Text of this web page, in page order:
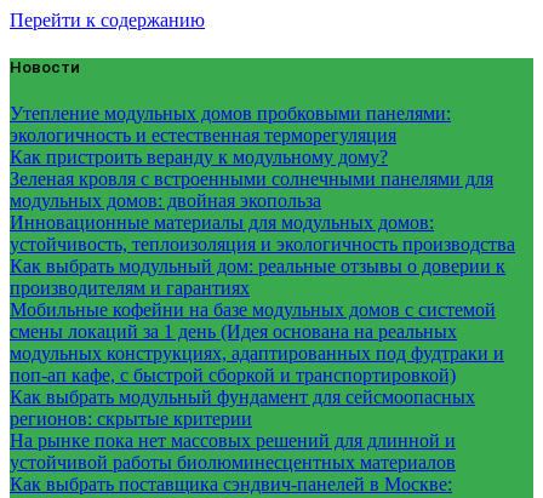
Перейти к содержанию
Новости
Утепление модульных домов пробковыми панелями:
экологичность и естественная терморегуляция
Как пристроить веранду к модульному дому?
Зеленая кровля с встроенными солнечными панелями для
модульных домов: двойная экопольза
Инновационные материалы для модульных домов:
устойчивость, теплоизоляция и экологичность производства
Как выбрать модульный дом: реальные отзывы о доверии к
производителям и гарантиях
Мобильные кофейни на базе модульных домов с системой
смены локаций за 1 день (Идея основана на реальных
модульных конструкциях, адаптированных под фудтраки и
поп-ап кафе, с быстрой сборкой и транспортировкой)
Как выбрать модульный фундамент для сейсмоопасных
регионов: скрытые критерии
На рынке пока нет массовых решений для длинной и
устойчивой работы биолюминесцентных материалов
Как выбрать поставщика сэндвич-панелей в Москве: